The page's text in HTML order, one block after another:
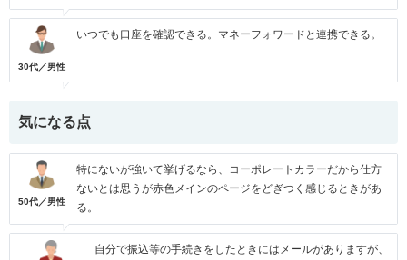
30代／男性
いつでも口座を確認できる。マネーフォワードと連携できる。
気になる点
50代／男性
特にないが強いて挙げるなら、コーポレートカラーだから仕方
ないとは思うが赤色メインのページをどぎつく感じるときがあ
る。
自分で振込等の手続きをしたときにはメールがありますが、